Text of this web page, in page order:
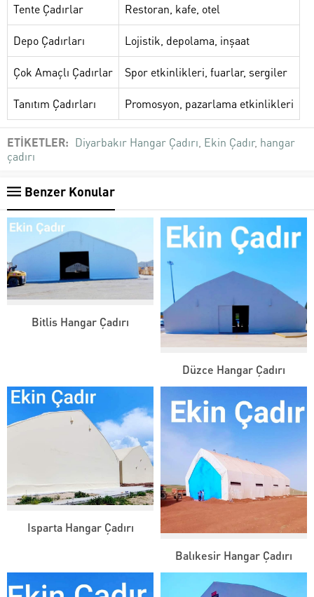
Tente Çadırlar Restoran, kafe, otel
Depo Çadırları Lojistik, depolama, inşaat
Çok Amaçlı Çadırlar Spor etkinlikleri, fuarlar, sergiler
Tanıtım Çadırları Promosyon, pazarlama etkinlikleri
ETİKETLER: Diyarbakır Hangar Çadırı Ekin Çadır, hangar
çadırı
Benzer Konular
Bitlis Hangar Çadırı
Düzce Hangar Çadırı
Isparta Hangar Çadırı
Balıkesir Hangar Çadırı
Ekin Çadır